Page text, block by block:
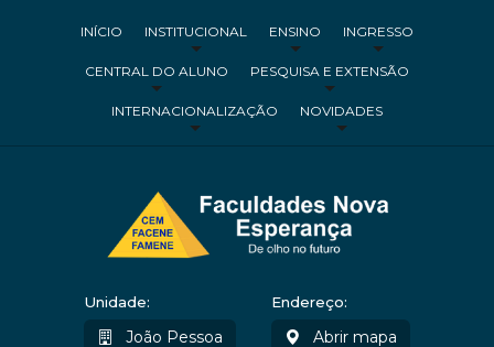
INÍCIO INSTITUCIONAL ENSINO INGRESSO
CENTRAL DO ALUNO PESQUISA E EXTENSÃO
INTERNACIONALIZAÇÃO NOVIDADES
Unidade:
João Pessoa
Endereço:
Abrir mapa